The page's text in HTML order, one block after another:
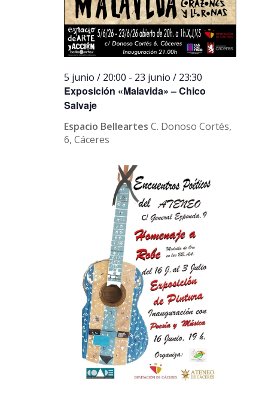
Exposición «Malavida» – Chico
Salvaje
5 junio / 20:00 - 23 junio / 23:30
Espacio BelleartesC. Donoso Cortés,
6, Cáceres